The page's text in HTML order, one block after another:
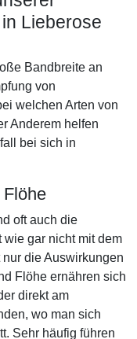
Lieberose
Bandbreite an
von
welchen Arten von
Anderem helfen
bei sich in
oft auch die
wie gar nicht mit dem
die Auswirkungen
Flöhe ernähren sich
direkt am
wo man sich
Sehr häufig führen